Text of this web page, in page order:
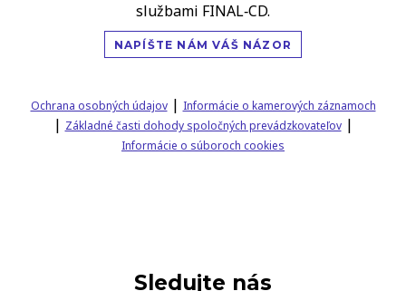
službami FINAL‑CD.
NAPÍŠTE NÁM VÁŠ NÁZOR
Ochrana osobných údajov| Informácie o kamerových záznamoch
| Základné časti dohody spoločných prevádzkovateľov|
Informácie o súboroch cookies
Sledujte nás